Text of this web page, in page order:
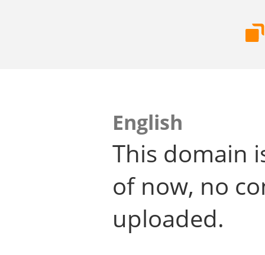
English
This domain
of now, no
uploaded.